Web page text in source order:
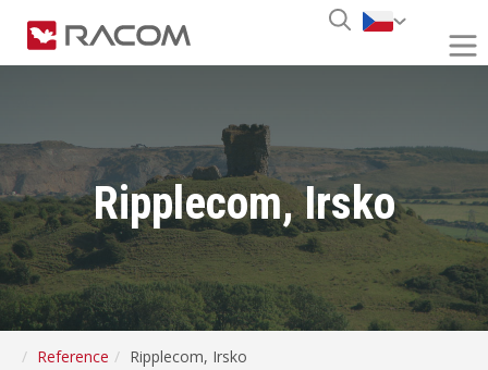
Ripplecom, Irsko
Reference Ripplecom, Irsko